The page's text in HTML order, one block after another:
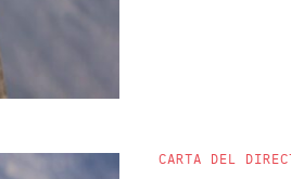
CARTA DEL